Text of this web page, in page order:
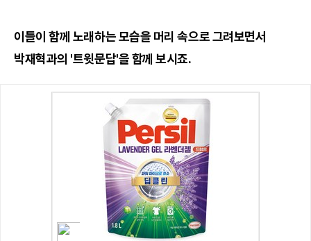
이들이 함께 노래하는 모습을 머리 속으로 그려보면서
박재혁과의 '트윗문답'을 함께 보시죠.